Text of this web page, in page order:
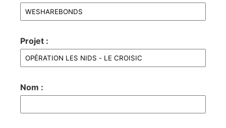
Projet :
Nom :